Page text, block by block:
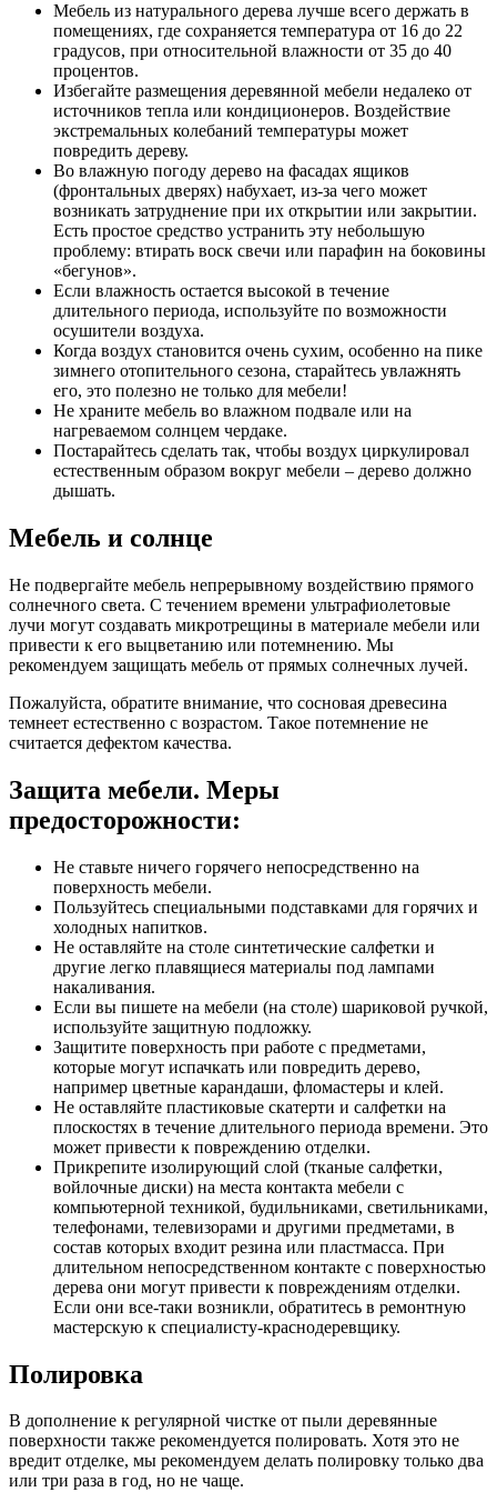
Мебель из натурального дерева лучше всего держать в
помещениях, где сохраняется температура от 16 до 22
градусов, при относительной влажности от 35 до 40
процентов.
Избегайте размещения деревянной мебели недалеко от
источников тепла или кондиционеров. Воздействие
экстремальных колебаний температуры может
повредить дереву.
Во влажную погоду дерево на фасадах ящиков
(фронтальных дверях) набухает, из-за чего может
возникать затруднение при их открытии или закрытии.
Есть простое средство устранить эту небольшую
проблему: втирать воск свечи или парафин на боковины
«бегунов».
Если влажность остается высокой в течение
длительного периода, используйте по возможности
осушители воздуха.
Когда воздух становится очень сухим, особенно на пике
зимнего отопительного сезона, старайтесь увлажнять
его, это полезно не только для мебели!
Не храните мебель во влажном подвале или на
нагреваемом солнцем чердаке.
Постарайтесь сделать так, чтобы воздух циркулировал
естественным образом вокруг мебели – дерево должно
дышать.
Мебель и солнце
Не подвергайте мебель непрерывному воздействию прямого
солнечного света. С течением времени ультрафиолетовые
лучи могут создавать микротрещины в материале мебели или
привести к его выцветанию или потемнению. Мы
рекомендуем защищать мебель от прямых солнечных лучей.
Пожалуйста, обратите внимание, что сосновая древесина
темнеет естественно с возрастом. Такое потемнение не
считается дефектом качества.
Защита мебели. Меры
предосторожности:
Не ставьте ничего горячего непосредственно на
поверхность мебели.
Пользуйтесь специальными подставками для горячих и
холодных напитков.
Не оставляйте на столе синтетические салфетки и
другие легко плавящиеся материалы под лампами
накаливания.
Если вы пишете на мебели (на столе) шариковой ручкой,
используйте защитную подложку.
Защитите поверхность при работе с предметами,
которые могут испачкать или повредить дерево,
например цветные карандаши, фломастеры и клей.
Не оставляйте пластиковые скатерти и салфетки на
плоскостях в течение длительного периода времени. Это
может привести к повреждению отделки.
Прикрепите изолирующий слой (тканые салфетки,
войлочные диски) на места контакта мебели с
компьютерной техникой, будильниками, светильниками,
телефонами, телевизорами и другими предметами, в
состав которых входит резина или пластмасса. При
длительном непосредственном контакте с поверхностью
дерева они могут привести к повреждениям отделки.
Если они все-таки возникли, обратитесь в ремонтную
мастерскую к специалисту-краснодеревщику.
Полировка
В дополнение к регулярной чистке от пыли деревянные
поверхности также рекомендуется полировать. Хотя это не
вредит отделке, мы рекомендуем делать полировку только два
или три раза в год, но не чаще.